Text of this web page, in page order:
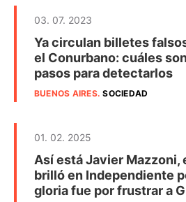
03. 07. 2023
Ya circulan billetes
el Conurbano: cuáles
pasos para detectarlos
BUENOS AIRES.SOCIEDAD
01. 02. 2025
Así está Javier Mazzoni,
brilló en Independiente
gloria fue por frustrar a